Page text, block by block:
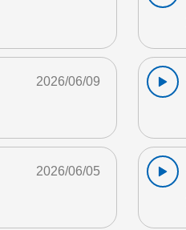
2026/06/09
2026/06/05